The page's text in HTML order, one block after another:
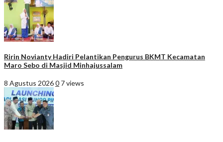
Ririn Novianty Hadiri Pelantikan Pengurus BKMT Kecamatan
Maro Sebo di Masjid Minhajussalam
8 Agustus 20260 7 views